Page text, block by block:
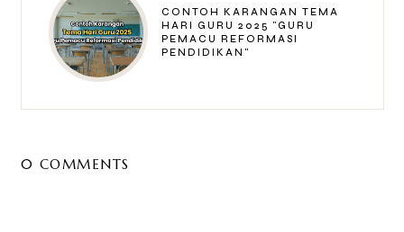
CONTOH KARANGAN TEMA
HARI GURU 2025 "GURU
PEMACU REFORMASI
PENDIDIKAN"
0 COMMENTS